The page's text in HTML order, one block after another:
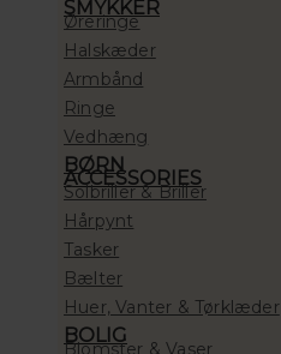
SMYKKER
Øreringe
Halskæder
Armbånd
Ringe
Vedhæng
BØRN
ACCESSORIES
Solbriller & Briller
Hårpynt
Tasker
Bælter
Huer, Vanter & Tørklæder
BOLIG
Blomster & Vaser